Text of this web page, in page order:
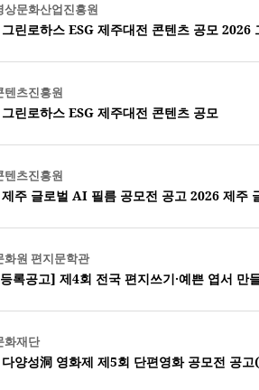
상문화산업진흥원
린로하스 ESG 제주대전 콘텐츠 공모 2026
텐츠진흥원
린로하스 ESG 제주대전 콘텐츠 공모
텐츠진흥원
주 글로벌 AI 필름 공모전 공고 2026 제주
화원 편지문학관
록공고] 제4회 전국 편지쓰기·예쁜 엽서 만
화재단
양성洞 영화제 제5회 단편영화 공모전 공